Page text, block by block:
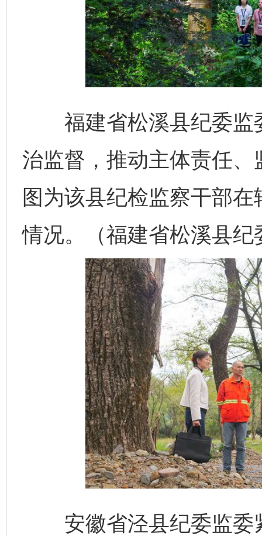
福建省松溪县纪委监
治监督，推动主体责任
图为该县纪检监察干部在
情况。（福建省松溪县
安徽省泾县纪委监委